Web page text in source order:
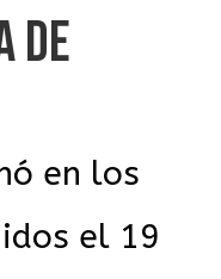
DE
en los
el 19